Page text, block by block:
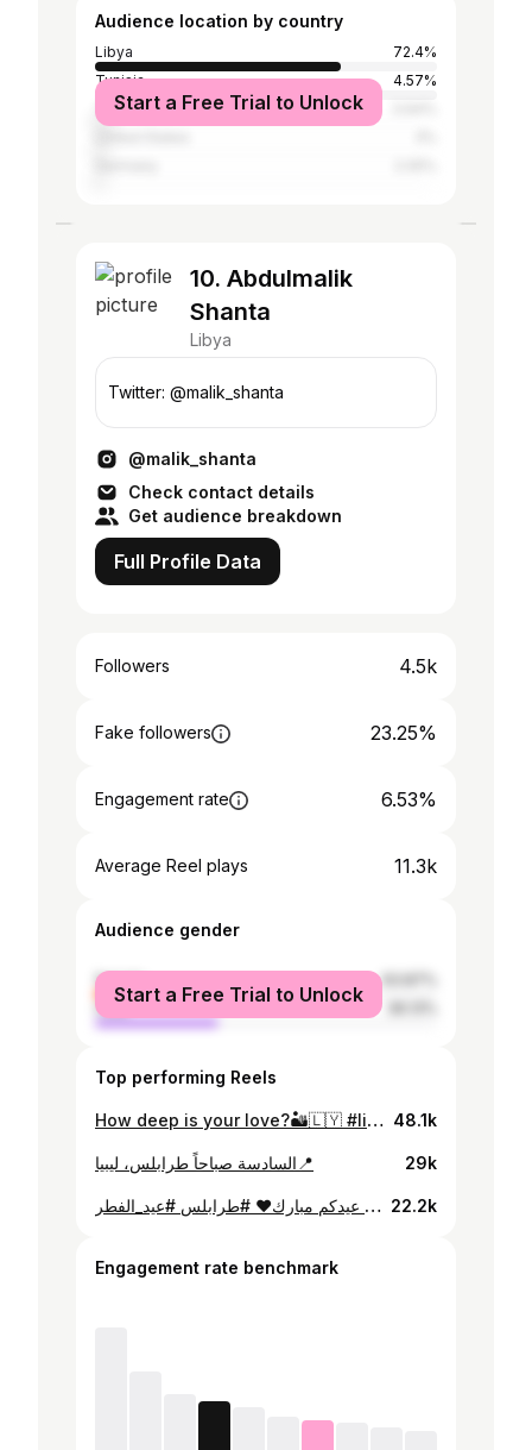
Audience location by country
Libya
72.4%
Tunisia
4.57%
Turkey
Start a Free Trial to Unlock
10. Abdulmalik
Shanta
Libya
Twitter: @malik_shanta
@malik_shanta
Check contact details
Get audience breakdown
Full Profile Data
Followers 4.5k
Fake followers 23.25%
Engagement rate 6.53%
Average Reel plays 11.3k
Audience gender
female
male
Start a Free Trial to Unlock
Top performing Reels
How deep is your love?🏜🇱🇾 #libyan_desert 🇱🇾❤️ 48.1k
السادسة صباحاً طرابلس، ليبيا📍 29k
كل عام وانتم بألف خير عيدكم مبارك❤️ #طرابلس #عيد_الفطر 22.2k
Engagement rate benchmark